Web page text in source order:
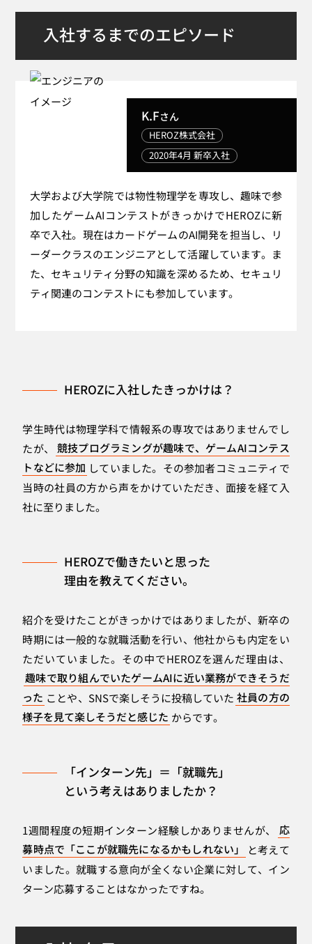
入社するまでのエピソード
K.Fさん
HEROZ株式会社
2020年4月 新卒入社
大学および大学院では物性物理学を専攻し、趣味で参
加したゲームAIコンテストがきっかけでHEROZに新
卒で入社。現在はカードゲームのAI開発を担当し、リ
ーダークラスのエンジニアとして活躍しています。ま
た、セキュリティ分野の知識を深めるため、セキュリ
ティ関連のコンテストにも参加しています。
HEROZに入社したきっかけは？
学生時代は物理学科で情報系の専攻ではありませんでし
たが、
競技プログラミングが趣味で、ゲームAIコンテス
トなどに参加 していました。その参加者コミュニティで
当時の社員の方から声をかけていただき、面接を経て入
社に至りました。
HEROZで働きたいと思った
理由を教えてください。
紹介を受けたことがきっかけではありましたが、新卒の
時期には一般的な就職活動を行い、他社からも内定をい
ただいていました。その中でHEROZを選んだ理由は、
趣味で取り組んでいたゲームAIに近い業務ができそうだ
った ことや、SNSで楽しそうに投稿していた 社員の方の
様子を見て楽しそうだと感じた からです。
「インターン先」＝「就職先」
という考えはありましたか？
1週間程度の短期インターン経験しかありませんが、
応
募時点で「ここが就職先になるかもしれない」
と考えて
いました。就職する意向が全くない企業に対して、イン
ターン応募することはなかったですね。